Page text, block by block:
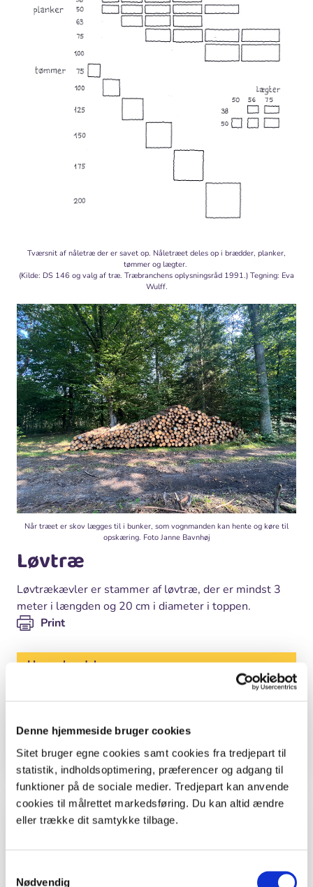
Denne hjemmeside bruger cookies
Sitet bruger egne cookies samt cookies fra tredjepart til
statistik, indholdsoptimering, præferencer og adgang til
funktioner på de sociale medier. Tredjepart kan anvende
cookies til målrettet markedsføring. Du kan altid ændre
eller trække dit samtykke tilbage.
Nødvendig
Tværsnit af nåletræ der er savet op. Nåletræet deles op i brædder, planker,
tømmer og lægter.
(Kilde: DS 146 og valg af træ. Træbranchens oplysningsråd 1991.) Tegning: Eva
Wulff.
Når træet er skov lægges til i bunker, som vognmanden kan hente og køre til
opskæring. Foto Janne Bavnhøj
Løvtræ
Løvtrækævler er stammer af løvtræ, der er mindst 3
meter i længden og 20 cm i diameter i toppen.
Print
Hvem, hvad, hvor
Årstid
Vinter
Kolofon
Kjeld Nørregaard, naturvejleder, fagkonsulent